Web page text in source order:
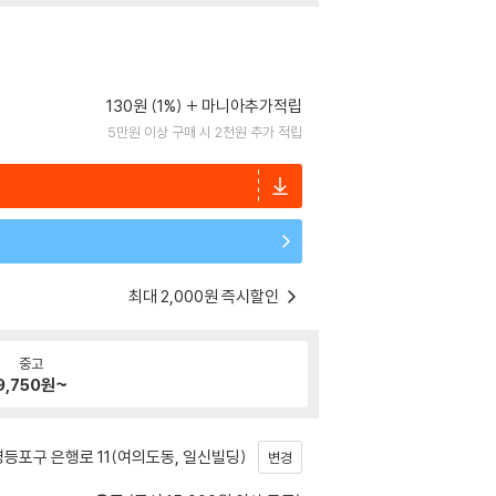
130원 (1%) 마니아추가적립
5만원 이상 구매 시 2천원 추가 적립
최대 2,000원 즉시할인
중고
원~
포구 은행로 11(여의도동, 일신빌딩) 변경